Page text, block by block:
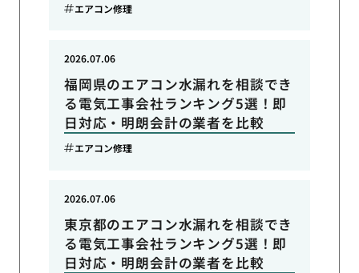
エアコン修理
福岡県のエアコン水漏れを相談でき
る電気工事会社ランキング5選！即
日対応・明朗会計の業者を比較
2026.07.06
エアコン修理
東京都のエアコン水漏れを相談でき
る電気工事会社ランキング5選！即
日対応・明朗会計の業者を比較
2026.07.06